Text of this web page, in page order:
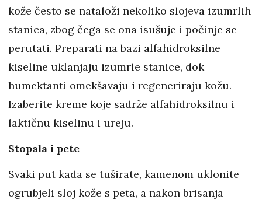
kože često se nataloži nekoliko slojeva izumrlih
stanica, zbog čega se ona isušuje i počinje se
perutati. Preparati na bazi alfahidroksilne
kiseline uklanjaju izumrle stanice, dok
humektanti omekšavaju i regeneriraju kožu.
Izaberite kreme koje sadrže alfahidroksilnu i
laktičnu kiselinu i ureju.
Stopala i pete
Svaki put kada se tuširate, kamenom uklonite
ogrubjeli sloj kože s peta, a nakon brisanja